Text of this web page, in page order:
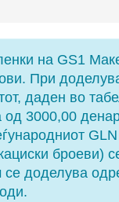
на GS1
При
даден во
од 3000,00
GLN
броеви)
доделува